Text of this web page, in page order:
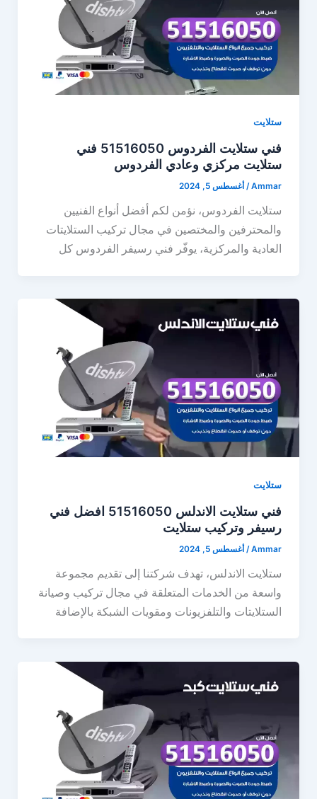
ستلايت
فني ستلايت الفردوس 51516050 فني
ستلايت مركزي وعادي الفردوس
Ammar
/ أغسطس 5, 2024
ستلايت الفردوس، نؤمن لكم أفضل أنواع الفنيين
والمحترفين والمختصين في مجال تركيب الستلايتات
العادية والمركزية، يوفّر فني رسيفر الفردوس كل
ستلايت
فني ستلايت الاندلس 51516050 افضل فني
رسيفر وتركيب ستلايت
Ammar
/ أغسطس 5, 2024
ستلايت الاندلس، تهدف شركتنا إلى تقديم مجموعة
واسعة من الخدمات المتعلقة في مجال تركيب وصيانة
الستلايتات والتلفزيونات ومقويات الشبكة بالإضافة